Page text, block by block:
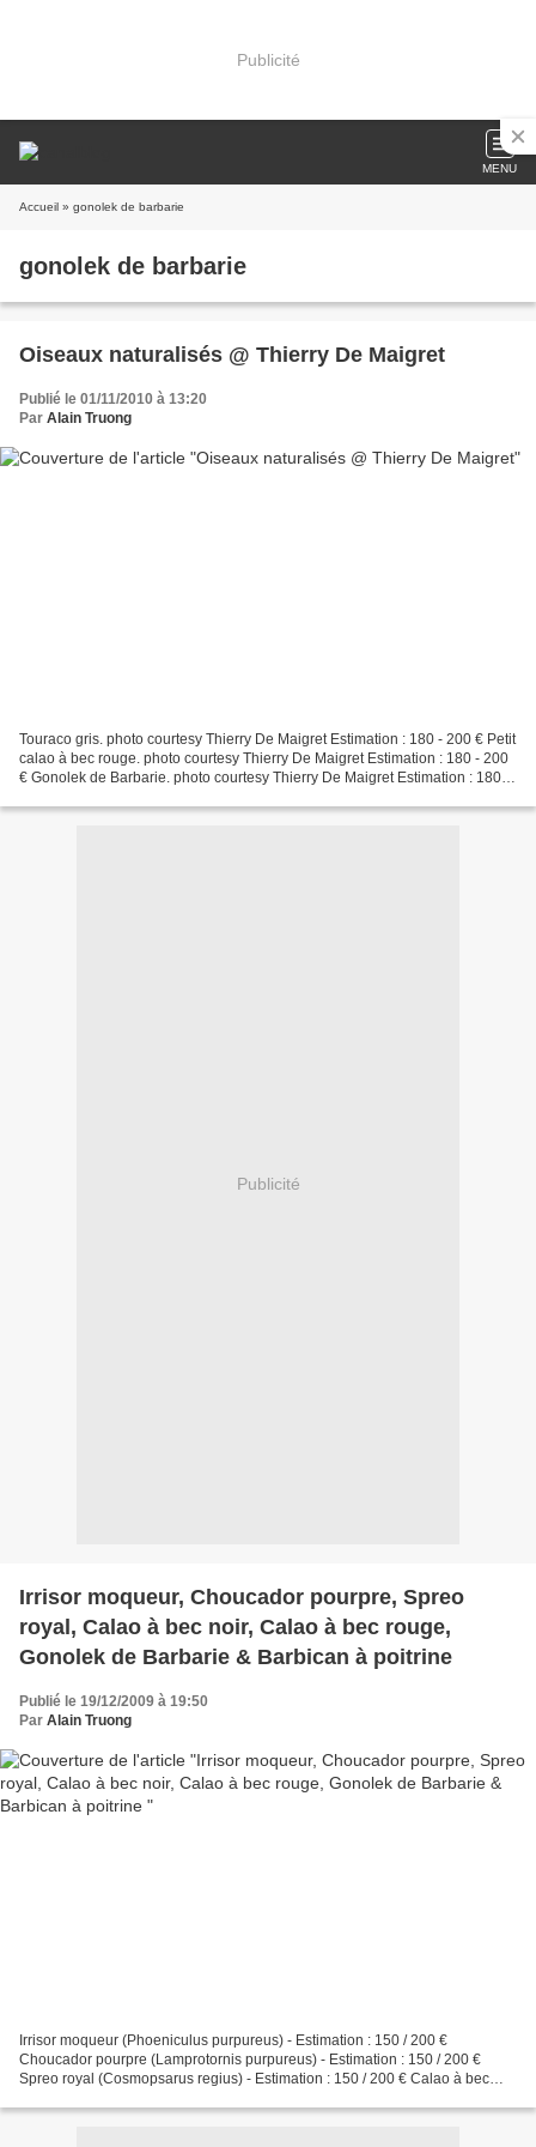
Publicité
MENU
Accueil » gonolek de barbarie
gonolek de barbarie
Oiseaux naturalisés @ Thierry De Maigret
Publié le 01/11/2010 à 13:20
Par Alain Truong
Touraco gris. photo courtesy Thierry De Maigret Estimation : 180 - 200 € Petit
calao à bec rouge. photo courtesy Thierry De Maigret Estimation : 180 - 200
€ Gonolek de Barbarie. photo courtesy Thierry De Maigret Estimation : 180 -
Publicité
Irrisor moqueur, Choucador pourpre, Spreo
royal, Calao à bec noir, Calao à bec rouge,
Gonolek de Barbarie & Barbican à poitrine
Publié le 19/12/2009 à 19:50
Par Alain Truong
Irrisor moqueur (Phoeniculus purpureus) - Estimation : 150 / 200 €
Choucador pourpre (Lamprotornis purpureus) - Estimation : 150 / 200 €
Spreo royal (Cosmopsarus regius) - Estimation : 150 / 200 € Calao à bec